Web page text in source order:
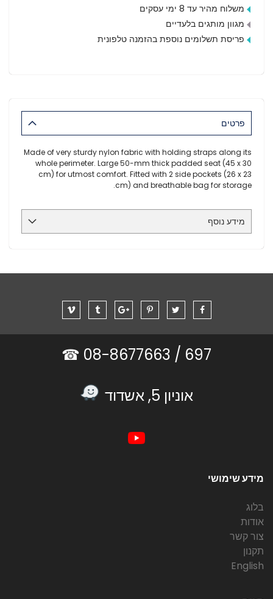
משלוח מהיר עד 8 ימי עסקים
מגוון מותגים בלעדיים
פריסת תשלומים נוספת בהזמנה טלפונית
פרטים
Made of very sturdy nylon fabric with holding straps along its
whole perimeter. Large 50-mm thick padded seat (45 x 30
cm) for utmost comfort. Fitted with 2 side pockets (26 x 23
cm) and breathable bag for storage.
מידע נוסף
697 /
אוניון 5, אשדוד
מידע שימושי
בלוג
אודות
צור קשר
תקנון
English